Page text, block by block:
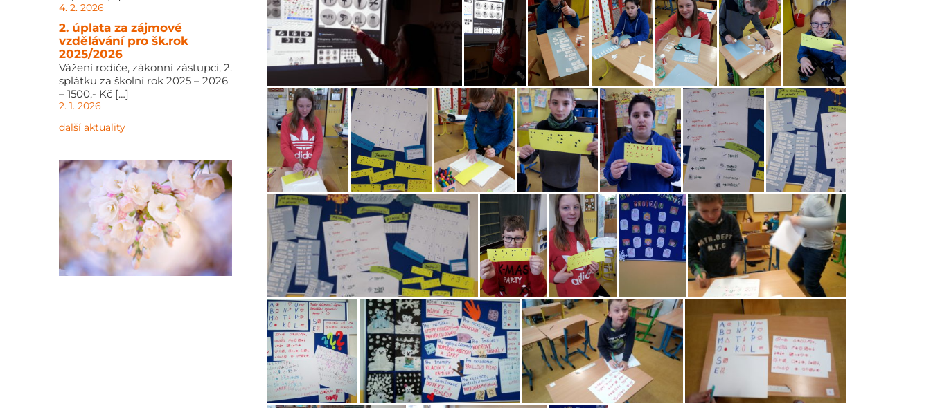
4. 2. 2026
2. úplata za zájmové
vzdělávání pro šk.rok
2025/2026
Vážení rodiče, zákonní zástupci, 2.
splátku za školní rok 2025 – 2026
– 1500,- Kč […]
2. 1. 2026
další aktuality